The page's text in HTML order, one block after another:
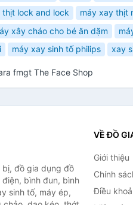
thịt lock and lock máy xay thịt
xây cháo cho bé ăn dặm
máy xay sinh tố philips xay
fmgt The Face Shop
bị, đồ gia dụng đồ
bình đun, bình
sinh tố, máy ép,
VỀ ĐỒ
Giới thiệu
Chính
Điều